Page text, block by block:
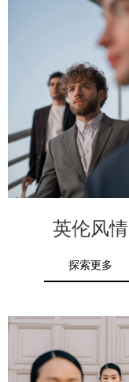
英伦风情
探索更多